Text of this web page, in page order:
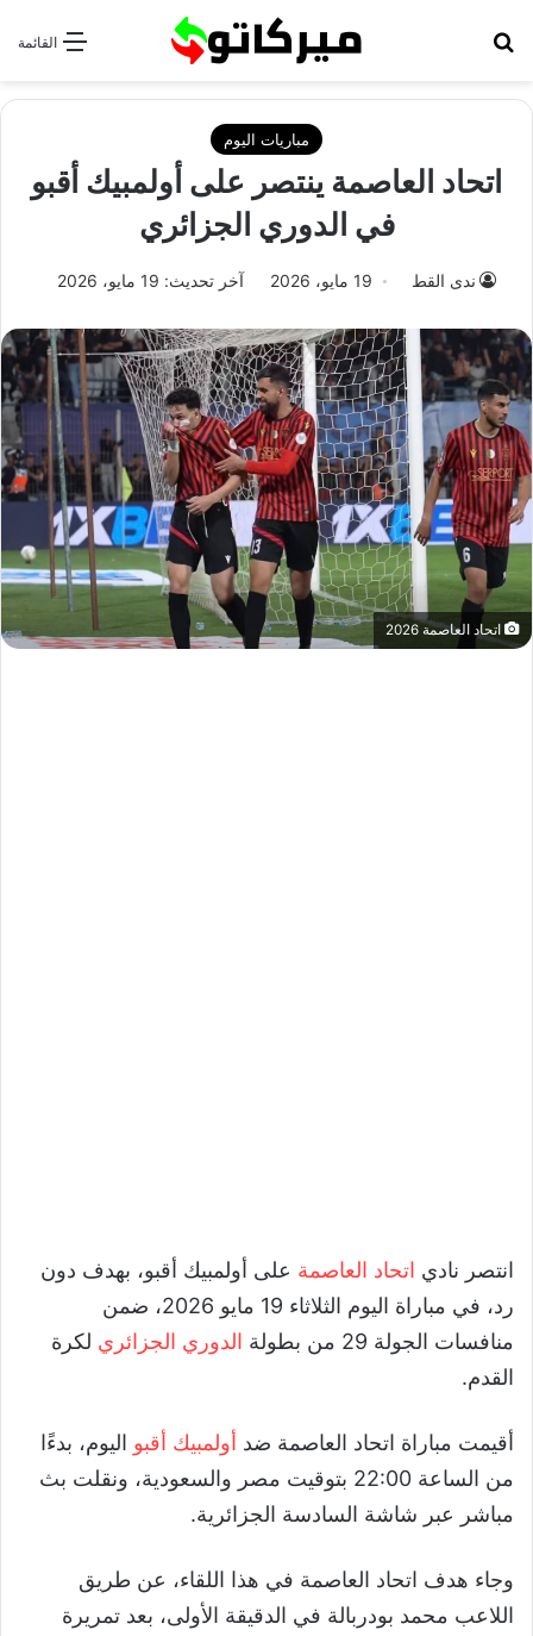
القائمة
مباريات اليوم
اتحاد العاصمة ينتصر على أولمبيك أقبو
في الدوري الجزائري
ندى القط 19 مايو، 2026 آخر تحديث: 19 مايو، 2026
اتحاد العاصمة 2026
انتصر نادي اتحاد العاصمة على أولمبيك أقبو، بهدف دون
رد، في مباراة اليوم الثلاثاء 19 مايو 2026، ضمن
منافسات الجولة 29 من بطولة
الدوري الجزائري لكرة
القدم.
أقيمت مباراة اتحاد العاصمة ضد أولمبيك أقبو اليوم، بدءًا
من الساعة 22:00 بتوقيت مصر والسعودية، ونقلت بث
مباشر عبر شاشة السادسة الجزائرية.
وجاء هدف اتحاد العاصمة في هذا اللقاء، عن طريق
اللاعب محمد بودربالة في الدقيقة الأولى، بعد تمريرة